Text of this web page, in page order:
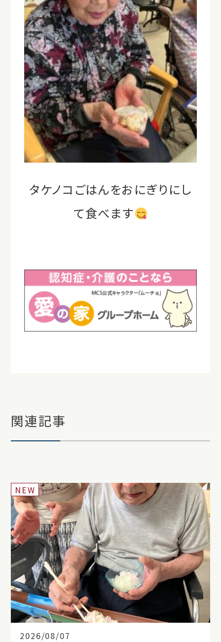
タケノコごはんをおにぎりにし
て食べます
関連記事
2026/08/07
NEW